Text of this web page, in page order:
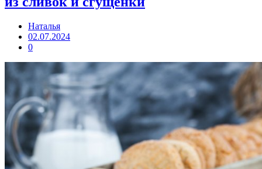
Наталья
02.07.2024
0